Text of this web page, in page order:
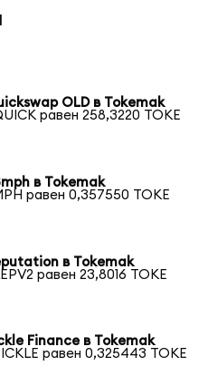
OLD в Tokemak
равен 258,3220 TOKE
в Tokemak
равен 0,357550 TOKE
в Tokemak
равен 23,8016 TOKE
Finance в Tokemak
равен 0,325443 TOKE